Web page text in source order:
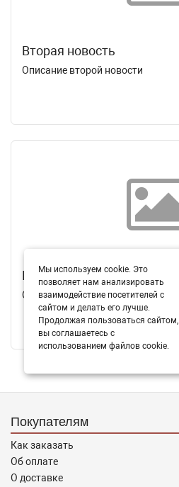
Вторая новость
Описание второй новости
Первая новость
Описание первой новости
Покупателям
Как заказать
Об оплате
О доставке
Мы используем cookie. Это
позволяет нам анализировать
взаимодействие посетителей с
сайтом и делать его лучше.
Продолжая пользоваться сайтом,
вы соглашаетесь с
использованием файлов cookie.